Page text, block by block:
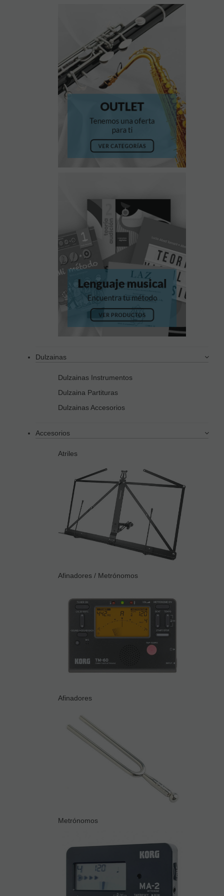
Dulzainas
Dulzainas Instrumentos
Dulzaina Partituras
Dulzainas Accesorios
Accesorios
Atriles
Afinadores / Metrónomos
Afinadores
Metrónomos